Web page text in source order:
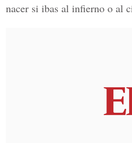
nacer si ibas al infierno o al